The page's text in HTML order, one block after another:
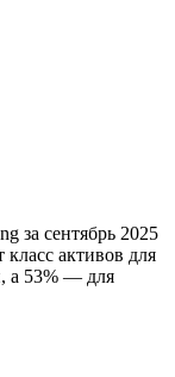
за сентябрь 2025
класс активов для
а 53% — для